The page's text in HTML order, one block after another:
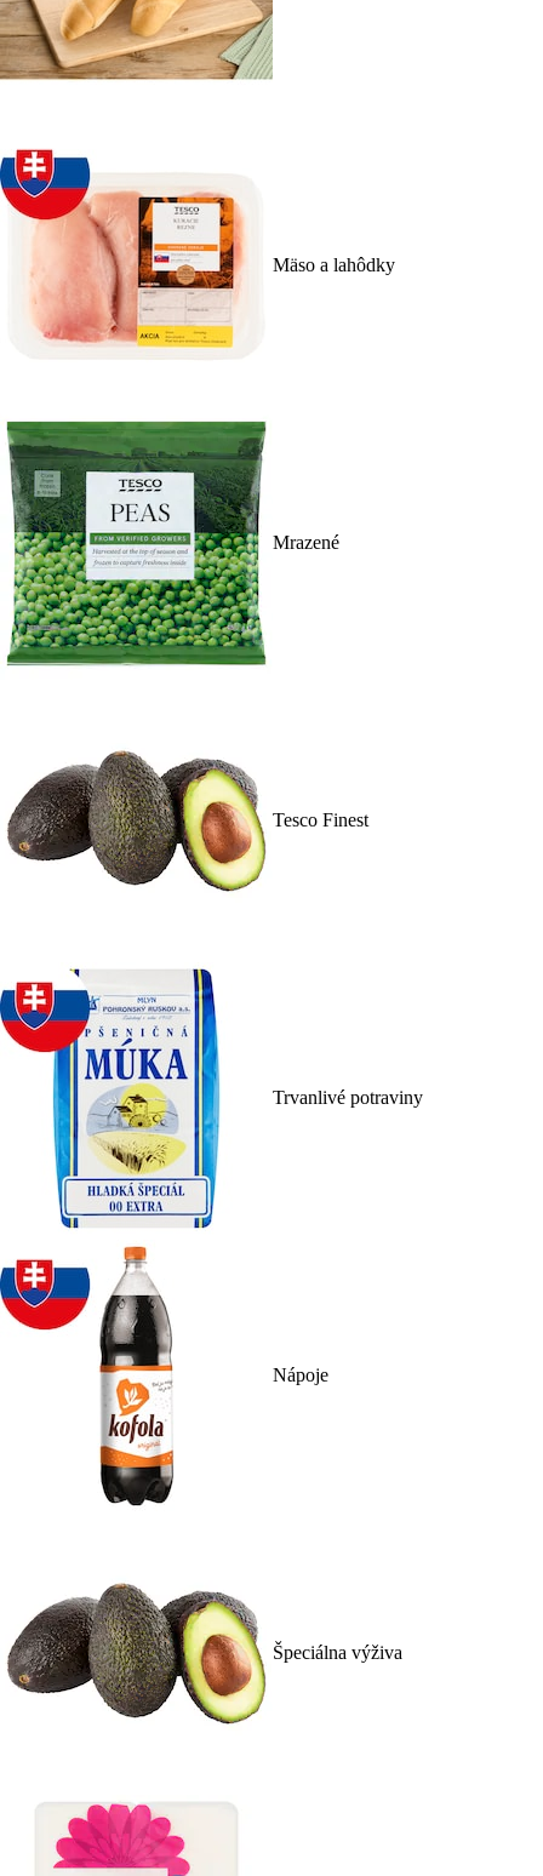
Mäso a lahôdky
Mrazené
Tesco Finest
Trvanlivé potraviny
Nápoje
Špeciálna výživa